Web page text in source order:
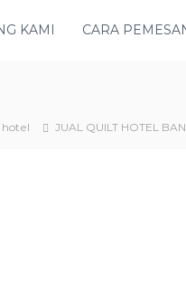
KAMI CARA
JUAL QUILT HOTEL